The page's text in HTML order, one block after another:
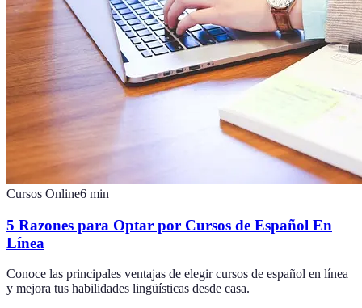
Cursos Online6 min
5 Razones para Optar por Cursos de Español En
Línea
Conoce las principales ventajas de elegir cursos de español en línea
y mejora tus habilidades lingüísticas desde casa.